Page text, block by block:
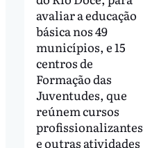
avaliar a educação
básica nos 49
municípios, e 15
centros de
Formação das
Juventudes, que
reúnem cursos
profissionalizantes
e outras atividades